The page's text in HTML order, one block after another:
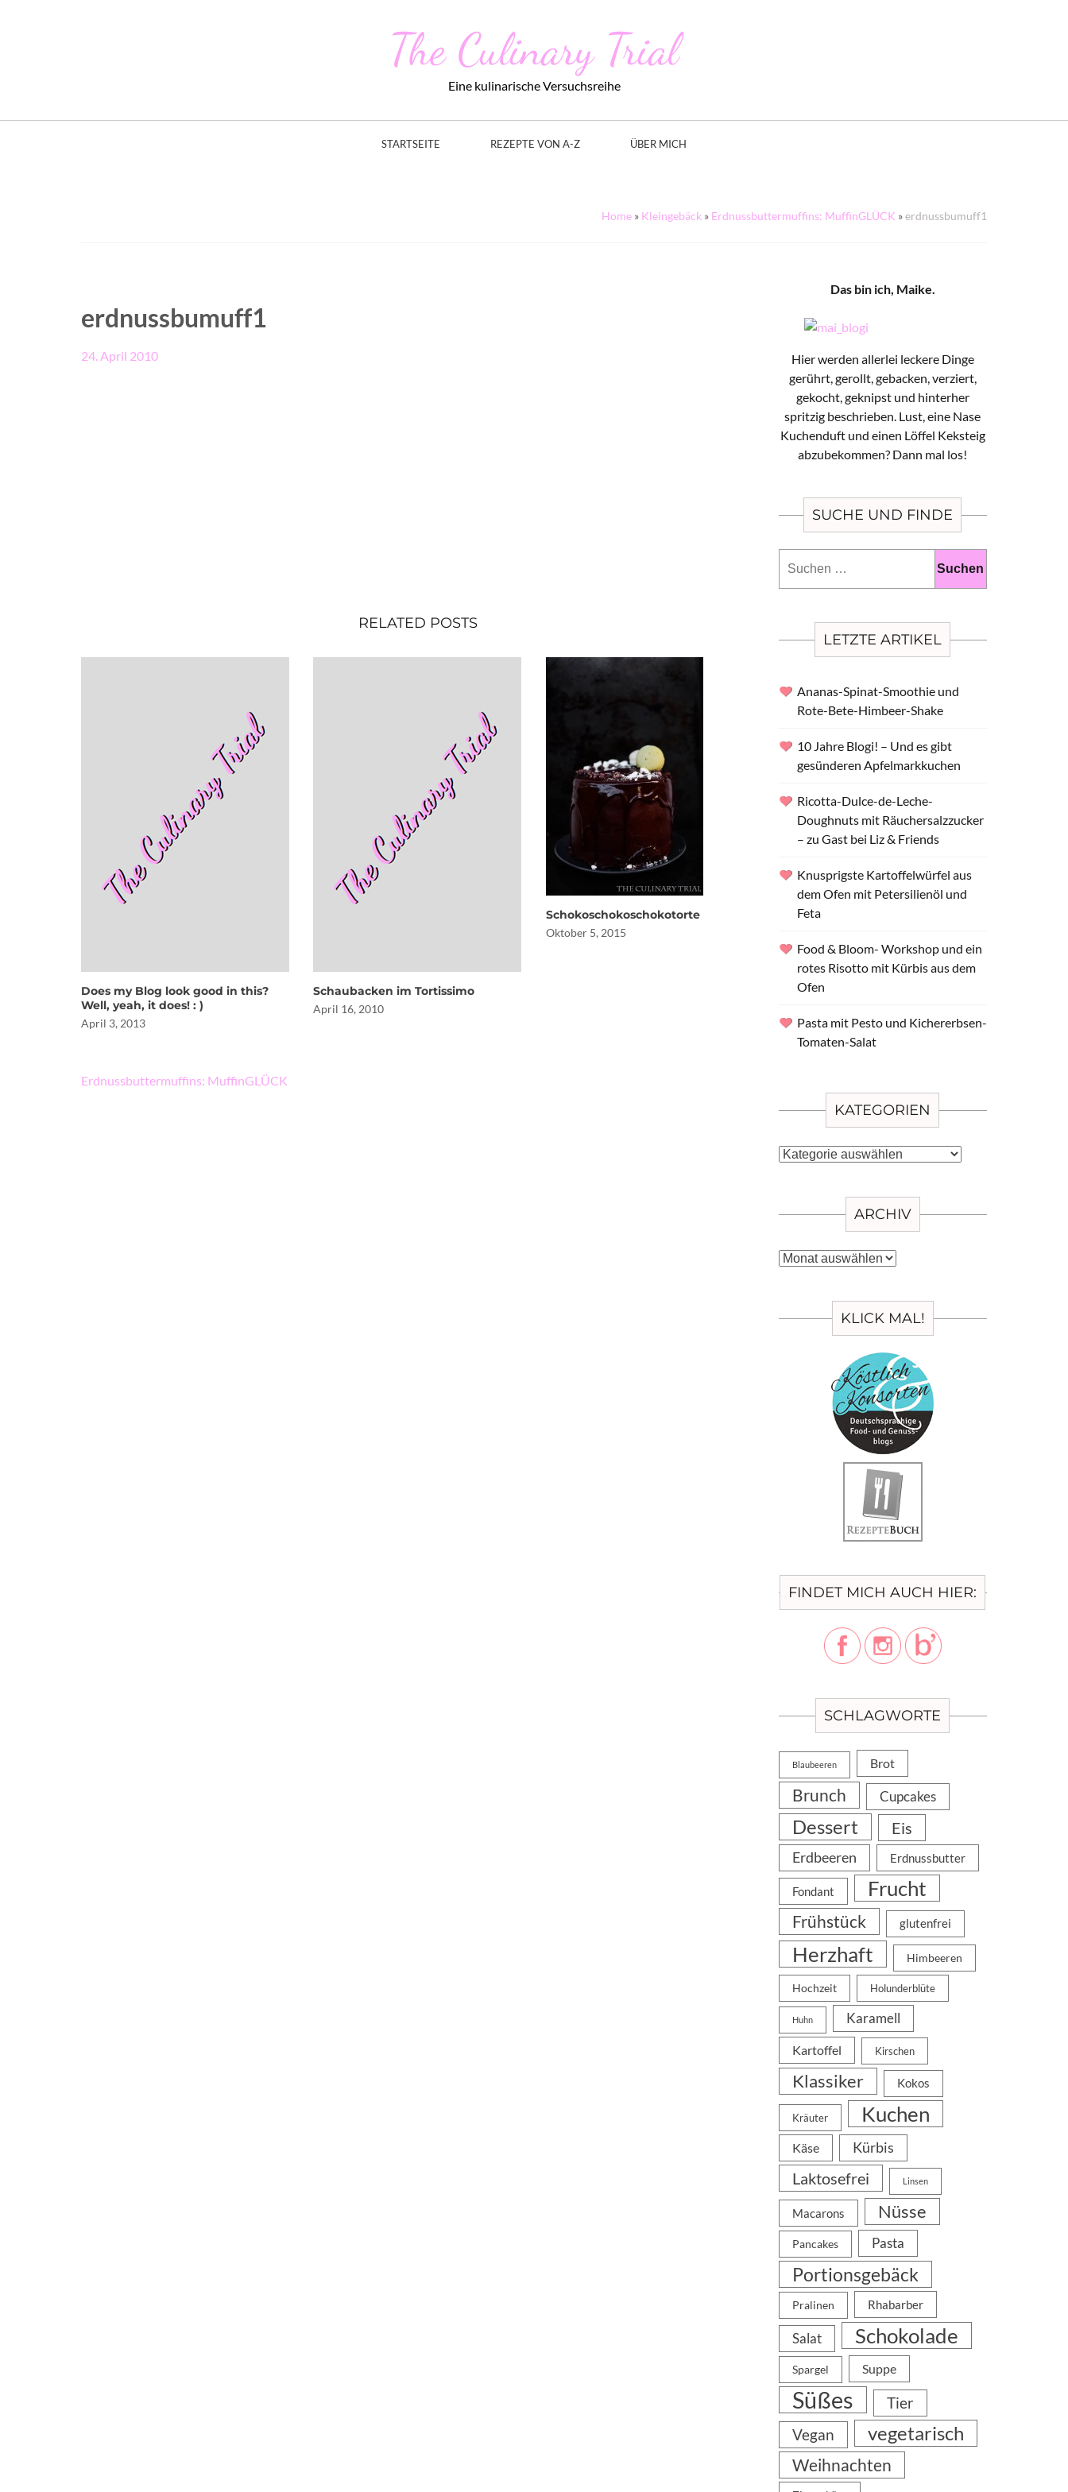
The Culinary Trial
Eine kulinarische Versuchsreihe
STARTSEITE REZEPTE VON A-Z ÜBER MICH
Home » Kleingebäck » Erdnussbuttermuffins: MuffinGLÜCK »erdnussbumuff1
erdnussbumuff1
24. April 2010
RELATED POSTS
Does my Blog look good in this?
Well, yeah, it does! : )
April 3, 2013
Schaubacken im Tortissimo
April 16, 2010
Schokoschokoschokotorte
Oktober 5, 2015
Beitragsnavigation
Erdnussbuttermuffins: MuffinGLÜCK
Das bin ich, Maike.
Hier werden allerlei leckere Dinge
gerührt, gerollt, gebacken, verziert,
gekocht, geknipst und hinterher
spritzig beschrieben. Lust, eine Nase
Kuchenduft und einen Löffel Keksteig
abzubekommen? Dann mal los!
SUCHE UND FINDE
nach:
LETZTE ARTIKEL
Ananas-Spinat-Smoothie und
Rote-Bete-Himbeer-Shake
10 Jahre Blogi! – Und es gibt
gesünderen Apfelmarkkuchen
Ricotta-Dulce-de-Leche-
Doughnuts mit Räuchersalzzucker
– zu Gast bei Liz & Friends
Knusprigste Kartoffelwürfel aus
dem Ofen mit Petersilienöl und
Feta
Food & Bloom- Workshop und ein
rotes Risotto mit Kürbis aus dem
Ofen
Pasta mit Pesto und Kichererbsen-
Tomaten-Salat
KATEGORIEN
Kategorien
ARCHIV
Archiv
KLICK MAL!
FINDET MICH AUCH HIER:
SCHLAGWORTE
Blaubeeren Brot
Brunch Cupcakes
Dessert Eis
Erdbeeren Erdnussbutter
Fondant Frucht
Frühstück glutenfrei
Herzhaft Himbeeren
Hochzeit Holunderblüte
Huhn Karamell
Kartoffel Kirschen
Klassiker Kokos
Kräuter Kuchen
Käse Kürbis
Laktosefrei Linsen
Macarons Nüsse
Pancakes Pasta
Portionsgebäck
Pralinen Rhabarber
Salat Schokolade
Spargel Suppe
Süßes
Tier
Vegan
vegetarisch
Weihnachten